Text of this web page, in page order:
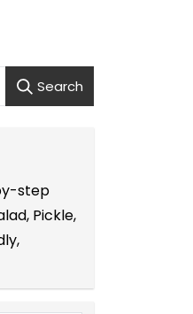
Search
step
Pickle,